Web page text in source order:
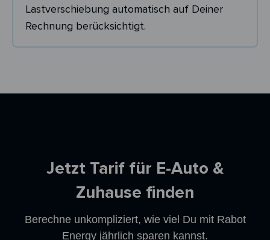
Lastverschiebung automatisch auf Deiner
Rechnung berücksichtigt.
Jetzt Tarif für E-Auto &
Zuhause finden
Berechne unkompliziert, wie viel Du mit Rabot
Energy jährlich sparen kannst.